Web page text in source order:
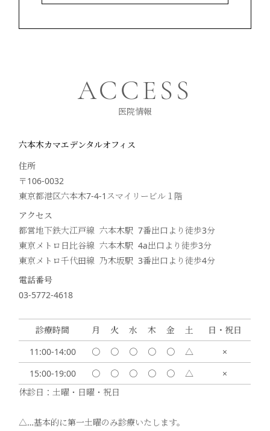
ACCESS
医院情報
六本木カマエデンタルオフィス
住所
〒106-0032
東京都港区六本木7-4-1スマイリービル１階
アクセス
都営地下鉄大江戸線 六本木駅 7番出口より徒歩3分
東京メトロ日比谷線 六本木駅 4a出口より徒歩3分
東京メトロ千代田線 乃木坂駅 3番出口より徒歩4分
電話番号
03-5772-4618
診療時間 月 火 水 木 金 土
日・祝日
11:00-14:00
〇 〇 〇 〇 〇 △
×
15:00-19:00
〇 〇 〇 〇 〇 △
×
休診日：土曜・日曜・祝日
△…基本的に第一土曜のみ診療いたします。